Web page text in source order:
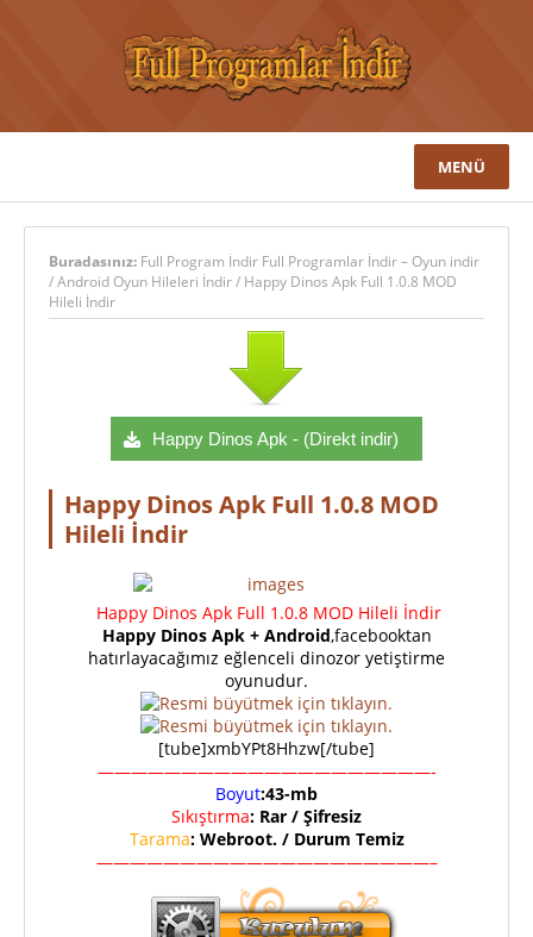
MENÜ
Buradasınız: Full Program İndir Full Programlar İndir – Oyun indir
/Android Oyun Hileleri İndir/ Happy Dinos Apk Full 1.0.8 MOD
Hileli İndir
Happy Dinos Apk - (Direkt indir)
Happy Dinos Apk Full 1.0.8 MOD
Hileli İndir
Happy Dinos Apk Full 1.0.8 MOD Hileli İndir
Happy Dinos Apk + Android,facebooktan
hatırlayacağımız eğlenceli dinozor yetiştirme
oyunudur.
[tube]xmbYPt8Hhzw[/tube]
————————————————————-
Boyut:43-mb
Sıkıştırma: Rar / Şifresiz
Tarama: Webroot. / Durum Temiz
————————————————————–